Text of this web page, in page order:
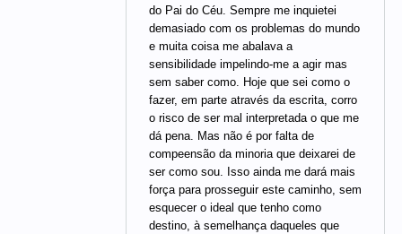
do Pai do Céu. Sempre me inquietei
demasiado com os problemas do mundo
e muita coisa me abalava a
sensibilidade impelindo-me a agir mas
sem saber como. Hoje que sei como o
fazer, em parte através da escrita, corro
o risco de ser mal interpretada o que me
dá pena. Mas não é por falta de
compeensão da minoria que deixarei de
ser como sou. Isso ainda me dará mais
força para prosseguir este caminho, sem
esquecer o ideal que tenho como
destino, à semelhança daqueles que